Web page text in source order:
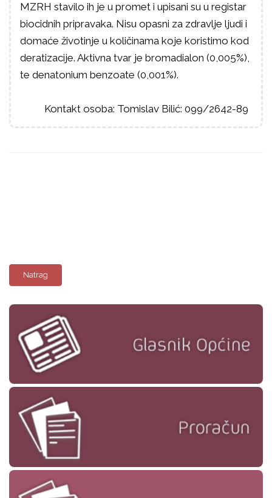
MZRH stavilo ih je u promet i upisani su u registar
biocidnih pripravaka. Nisu opasni za zdravlje ljudi i
domaće životinje u količinama koje koristimo kod
deratizacije. Aktivna tvar je bromadialon (0,005%),
te denatonium benzoate (0,001%).
Kontakt osoba: Tomislav Bilić: 099/2642-89
Natrag